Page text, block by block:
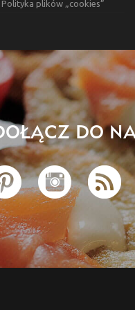
Polityka plików „cookies”
DO